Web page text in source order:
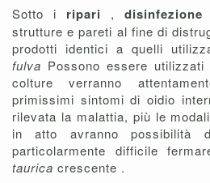
Sotto i ripari , disinfezione
strutture e pareti al fine di
prodotti identici a quelli
fulva Possono essere
colture verranno
primissimi sintomi di oidio
rilevata la malattia, più le
in atto avranno possibilità
particolarmente difficile
taurica crescente .